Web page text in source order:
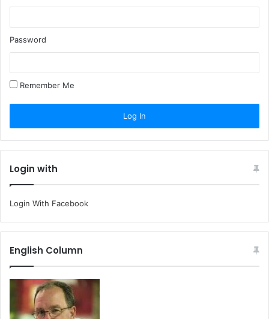
Password
Remember Me
Login with
Login With Facebook
English Column